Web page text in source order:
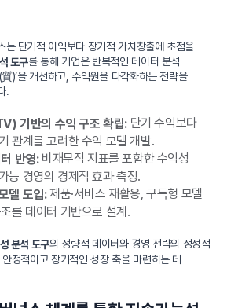
는 단기적 이익보다 장기적 가치창출에 초점을
도구를 통해 기업은 반복적인 데이터 분석
)’을 개선하고, 수익원을 다각화하는 전략을
.
기반의 수익 구조 확립:단기 수익보다
관계를 고려한 수익 모델 개발.
반영:비재무적 지표를 포함한 수익성
능 경영의 경제적 효과 측정.
델 도입:제품·서비스 재활용, 구독형 모델
를 데이터 기반으로 설계.
분석 도구의 정량적 데이터와 경영 전략의 정성적
정적이고 장기적인 성장 축을 마련하는 데